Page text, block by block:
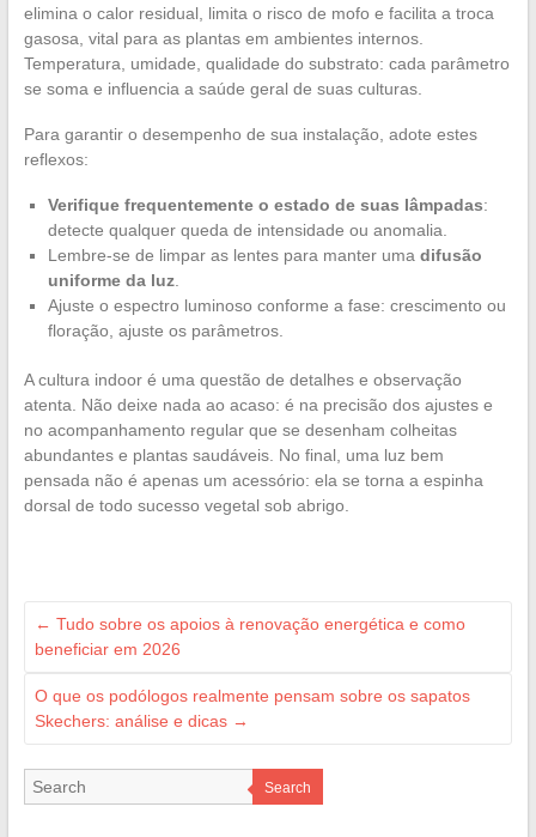
elimina o calor residual, limita o risco de mofo e facilita a troca
gasosa, vital para as plantas em ambientes internos.
Temperatura, umidade, qualidade do substrato: cada parâmetro
se soma e influencia a saúde geral de suas culturas.
Para garantir o desempenho de sua instalação, adote estes
reflexos:
Verifique frequentemente o estado de suas lâmpadas:
detecte qualquer queda de intensidade ou anomalia.
Lembre-se de limpar as lentes para manter uma difusão
uniforme da luz.
Ajuste o espectro luminoso conforme a fase: crescimento ou
floração, ajuste os parâmetros.
A cultura indoor é uma questão de detalhes e observação
atenta. Não deixe nada ao acaso: é na precisão dos ajustes e
no acompanhamento regular que se desenham colheitas
abundantes e plantas saudáveis. No final, uma luz bem
pensada não é apenas um acessório: ela se torna a espinha
dorsal de todo sucesso vegetal sob abrigo.
← Tudo sobre os apoios à renovação energética e como
beneficiar em 2026
O que os podólogos realmente pensam sobre os sapatos
Skechers: análise e dicas →
Search